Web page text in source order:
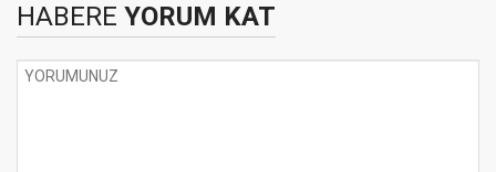
HABERE YORUM KAT